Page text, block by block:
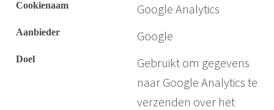
Google Analytics
Google
Gebruikt om gegevens
naar Google Analytics te
verzenden over het